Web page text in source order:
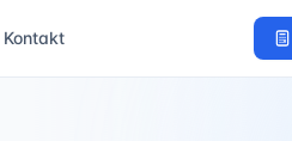
Kontakt